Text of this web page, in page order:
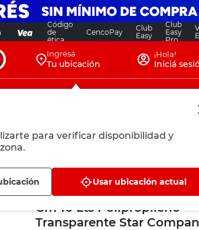
Código
de
ética
CencoPay
Club
Easy
Club
Easy
Pro
Ingresá
Tu ubicación
para verificar disponibilidad y
Usar ubicación actual
¡Hola!
Iniciá
Servicios de
Star Company
Star Company
Caja Organizadora
Cm 10 Lts Polipropileno
Transparente Star